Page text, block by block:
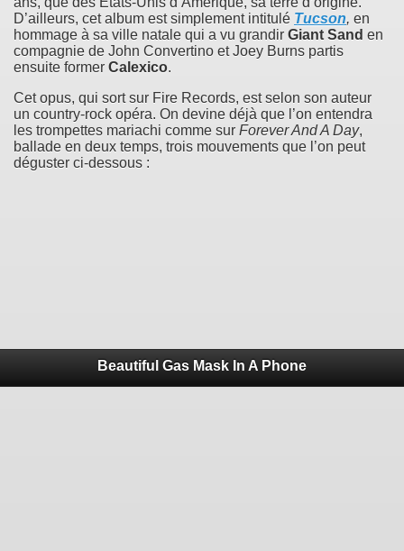
D’ailleurs, cet album est simplement intitulé Tucson, en
hommage à sa ville natale qui a vu grandir Giant Sand en
compagnie de John Convertino et Joey Burns partis
ensuite former Calexico.
Cet opus, qui sort sur Fire Records, est selon son auteur
un country-rock opéra. On devine déjà que l’on entendra
les trompettes mariachi comme sur Forever And A Day,
ballade en deux temps, trois mouvements que l’on peut
déguster ci-dessous :
Beautiful Gas Mask In A Phone